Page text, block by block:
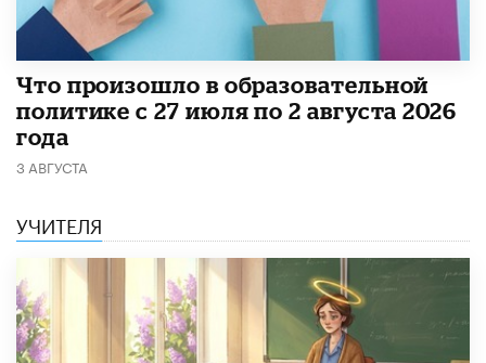
​Что произошло в образовательной
политике с 27 июля по 2 августа 2026
года
3 АВГУСТА
УЧИТЕЛЯ